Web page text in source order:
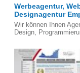
Werbeagentur,
Designagentur
Wir können Ihnen
Design,